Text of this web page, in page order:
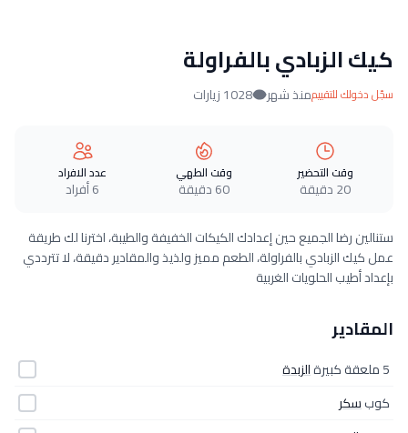
كيك الزبادي بالفراولة
سجّل دخولك للتقييممنذ شهر 1028 زيارات
وقت التحضير
20 دقيقة
وقت الطهي
60 دقيقة
عدد الافراد
6 أفراد
ستنالين رضا الجميع حين إعدادك الكيكات الخفيفة والطيبة، اخترنا لك طريقة
عمل كيك الزبادي بالفراولة، الطعم مميز ولذيذ والمقادير دقيقة، لا تترددي
بإعداد أطيب الحلويات الغربية
المقادير
5 ملعقة كبيرة
الزبدة
كوبسكر